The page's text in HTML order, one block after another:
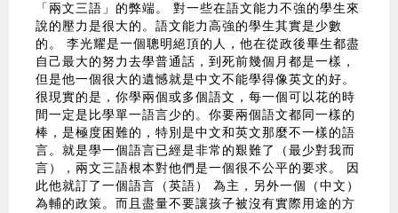
「兩文三語」的弊端。 對一些在語文能力不強的學生來
說的壓力是很大的。語文能力高強的學生其實是少數
的。 李光耀是一個聰明絕頂的人，他在從政後畢生都盡
自己最大的努力去學普通話，到死前幾個月都是一樣，
但是他一個很大的遺憾就是中文不能學得像英文的好。
很現實的是，你學兩個或多個語文，每一個可以花的時
間一定是比學單一語言少的。你要兩個語文都同一樣的
棒，是極度困難的，特別是中文和英文那麼不一樣的語
言。就是學一個語言已經是非常的艱難了（最少對我而
言），兩文三語根本對他們是一個很不公平的要求。 因
此他就訂了一個語言（英語） 為主，另外一個（中文）
為輔的政策。而且盡量不要讓孩子被沒有實際用途的方